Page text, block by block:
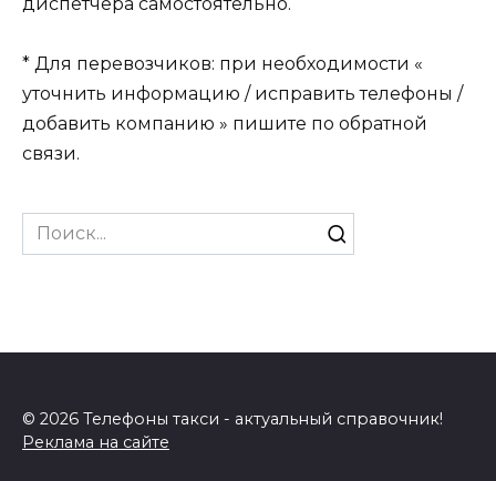
* Для перевозчиков: при необходимости «
уточнить информацию / исправить телефоны /
добавить компанию » пишите по обратной
связи.
Search
for:
© 2026 Телефоны такси - актуальный справочник!
Реклама на сайте